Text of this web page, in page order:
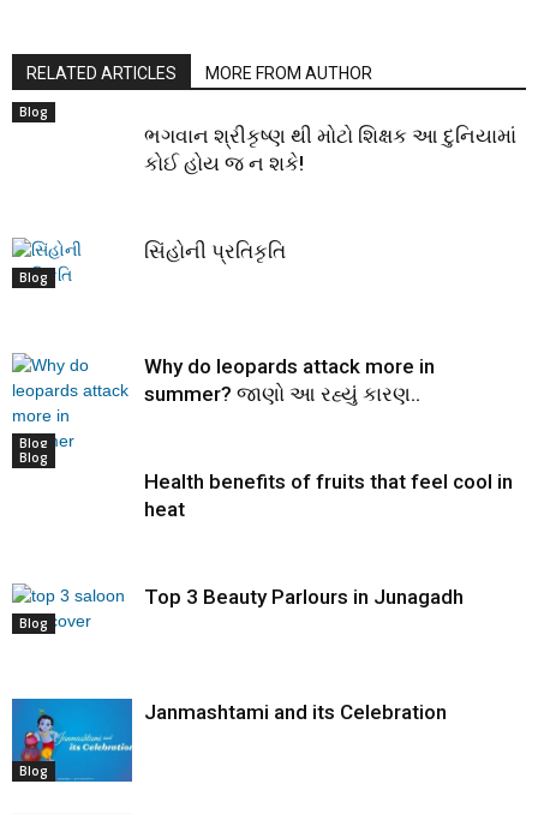
RELATED ARTICLES MORE FROM AUTHOR
Blog
ભગવાન શ્રીકૃષ્ણ થી મોટો શિક્ષક આ દુનિયામાં
કોઈ હોય જ ન શકે!
Blog
સિંહોની પ્રતિકૃતિ
Blog
Why do leopards attack more in
summer? જાણો આ રહ્યું કારણ..
Blog
Health benefits of fruits that feel cool in
heat
Blog
Top 3 Beauty Parlours in Junagadh
Blog
Janmashtami and its Celebration